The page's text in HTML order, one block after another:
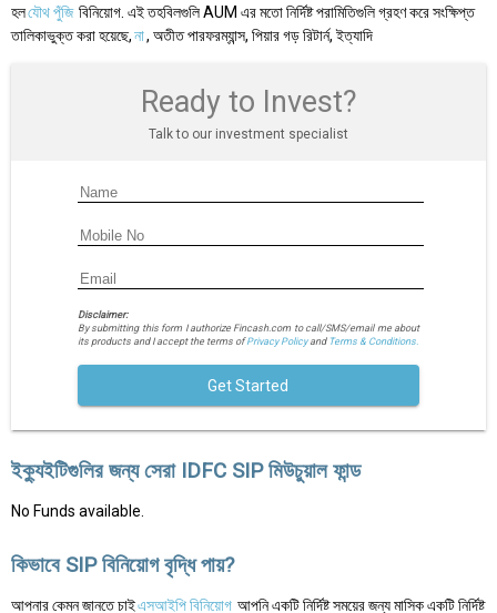
হলযৌথ পুঁজি বিনিয়োগ. এই তহবিলগুলি AUM এর মতো নির্দিষ্ট পরামিতিগুলি গ্রহণ করে সংক্ষিপ্ত
তালিকাভুক্ত করা হয়েছে,না, অতীত পারফরম্যান্স, পিয়ার গড় রিটার্ন, ইত্যাদি
Ready to Invest?
Talk to our investment specialist
Disclaimer:
By submitting this form I authorize Fincash.com to call/SMS/email me about
its products and I accept the terms ofPrivacy Policyand Terms & Conditions.
Get Started
ইক্যুইটিগুলির জন্য সেরা IDFC SIP মিউচুয়াল ফান্ড
No Funds available.
কিভাবে SIP বিনিয়োগ বৃদ্ধি পায়?
আপনার কেমন জানতে চাইএসআইপি বিনিয়োগ আপনি একটি নির্দিষ্ট সময়ের জন্য মাসিক একটি নির্দিষ্ট